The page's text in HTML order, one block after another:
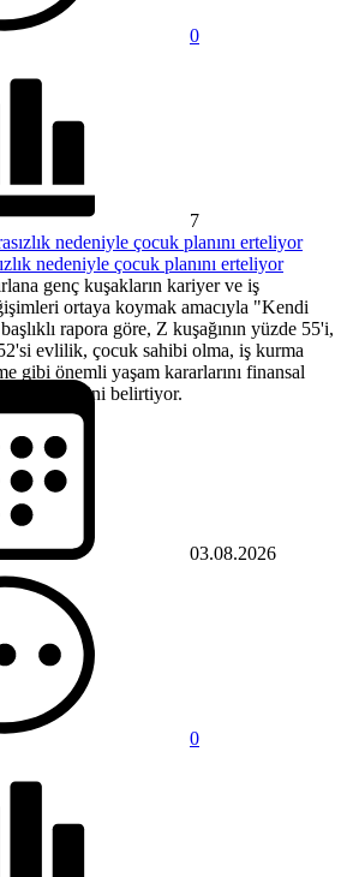
0
7
nedeniyle çocuk planını erteliyor
genç kuşakların kariyer ve iş
ortaya koymak amacıyla "Kendi
rapora göre, Z kuşağının yüzde 55'i,
evlilik, çocuk sahibi olma, iş kurma
gibi önemli yaşam kararlarını finansal
ertelediğini belirtiyor.
03.08.2026
0